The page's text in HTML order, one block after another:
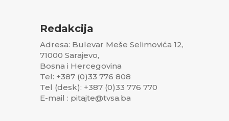
Redakcija
Adresa: Bulevar Meše Selimovića 12,
71000 Sarajevo,
Bosna i Hercegovina
Tel: +387 (0)33 776 808
Tel (desk): +387 (0)33 776 770
E-mail : pitajte@tvsa.ba